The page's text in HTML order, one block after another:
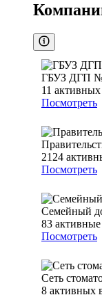
ГБУЗ ДГП
11 активных
Посмотреть
2124
Посмотреть
Семейный
83
Посмотреть
Сеть
8 активных